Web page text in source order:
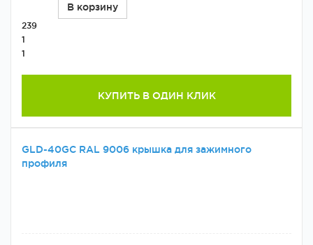
В корзину
239
1
1
КУПИТЬ В ОДИН КЛИК
GLD-40GC RAL 9006 крышка для зажимного
профиля